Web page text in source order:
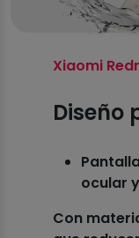
Xiaomi
Diseño
ocular
Con